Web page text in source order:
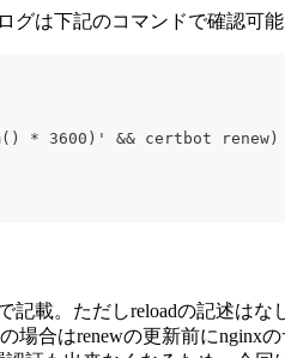
グは下記のコマンドで確認可能
* 3600)' && certbot renew)
載。ただしreloadの記述はな
の場合はrenewの更新前に